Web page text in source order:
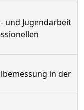
und Jugendarbeit
in der